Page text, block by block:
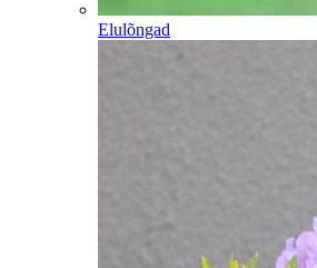
Elulõngad